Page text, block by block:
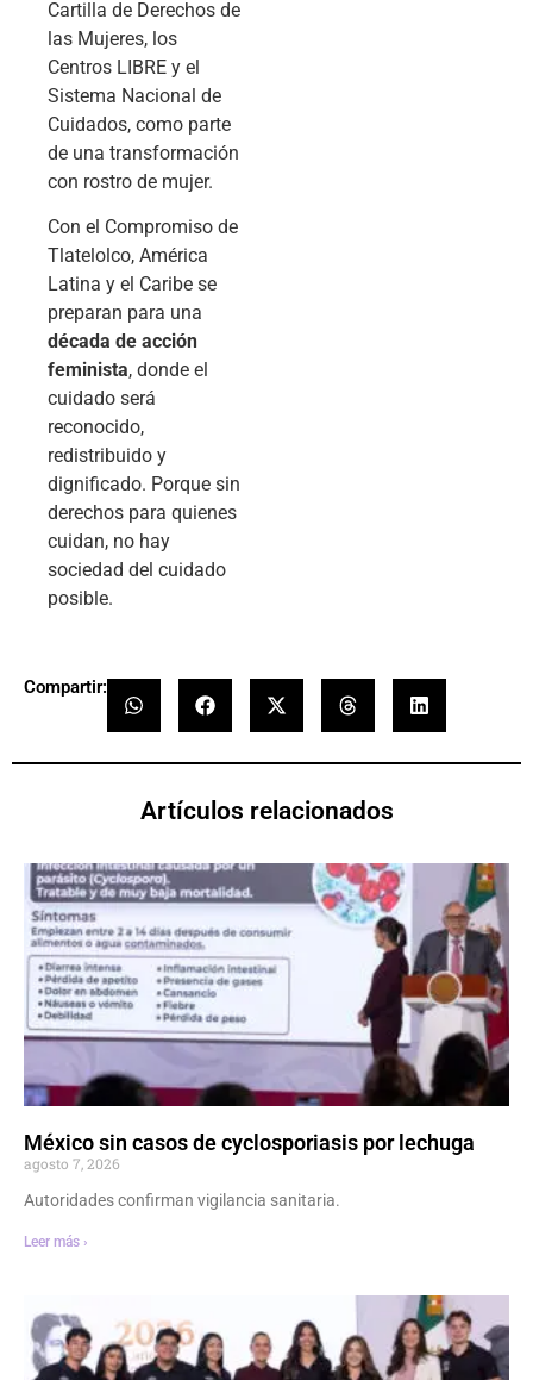
Cartilla de Derechos de
las Mujeres, los
Centros LIBRE y el
Sistema Nacional de
Cuidados, como parte
de una transformación
con rostro de mujer.
Con el Compromiso de
Tlatelolco, América
Latina y el Caribe se
preparan para una
década de acción
feminista, donde el
cuidado será
reconocido,
redistribuido y
dignificado. Porque sin
derechos para quienes
cuidan, no hay
sociedad del cuidado
posible.
Compartir:
Artículos relacionados
México sin casos de cyclosporiasis por lechuga
agosto 7, 2026
Autoridades confirman vigilancia sanitaria.
Leer más ›